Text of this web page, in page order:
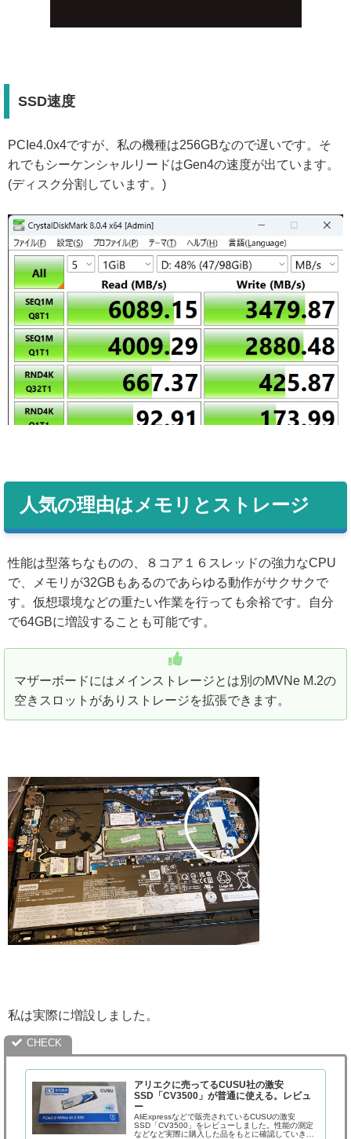
SSD速度
PCIe4.0x4ですが、私の機種は256GBなので遅いです。そ
れでもシーケンシャルリードはGen4の速度が出ています。
(ディスク分割しています。)
人気の理由はメモリとストレージ
性能は型落ちなものの、８コア１６スレッドの強力なCPU
で、メモリが32GBもあるのであらゆる動作がサクサクで
す。仮想環境などの重たい作業を行っても余裕です。自分
で64GBに増設することも可能です。
マザーボードにはメインストレージとは別のMVNe M.2の
空きスロットがありストレージを拡張できます。
私は実際に増設しました。
アリエクに売ってるCUSU社の激安
SSD「CV3500」が普通に使える。レビュ
ー
AliExpressなどで販売されているCUSUの激安
SSD「CV3500」をレビューしました。性能の測定
などなど実際に購入した品をもとに確認していきま